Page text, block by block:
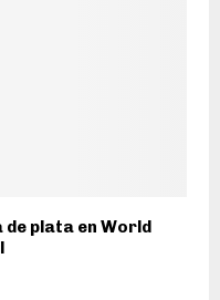
de plata en World